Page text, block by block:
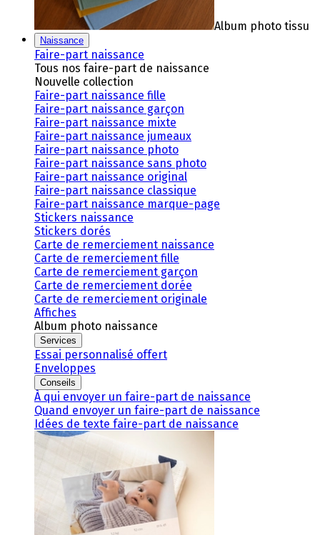
Album photo tissu
Naissance
Faire-part naissance
Tous nos faire-part de naissance
Nouvelle collection
Faire-part naissance fille
Faire-part naissance garçon
Faire-part naissance mixte
Faire-part naissance jumeaux
Faire-part naissance photo
Faire-part naissance sans photo
Faire-part naissance original
Faire-part naissance classique
Faire-part naissance marque-page
Stickers naissance
Stickers dorés
Carte de remerciement naissance
Carte de remerciement fille
Carte de remerciement garçon
Carte de remerciement dorée
Carte de remerciement originale
Affiches
Album photo naissance
Services
Essai personnalisé offert
Enveloppes
Conseils
À qui envoyer un faire-part de naissance
Quand envoyer un faire-part de naissance
Idées de texte faire-part de naissance